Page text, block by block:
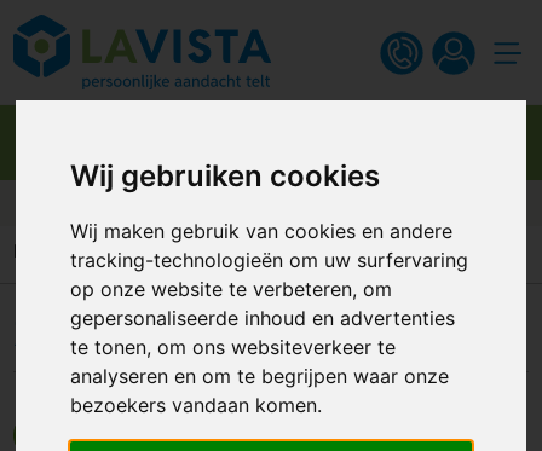
Wij gebruiken cookies
Wij maken gebruik van cookies en andere
tracking-technologieën om uw surfervaring
op onze website te verbeteren, om
gepersonaliseerde inhoud en advertenties
te tonen, om ons websiteverkeer te
analyseren en om te begrijpen waar onze
bezoekers vandaan komen.
Home Druktechnieken Zeefdruk transfer
Zeefdruk transfer
< TERUG NAAR OVERZICHT